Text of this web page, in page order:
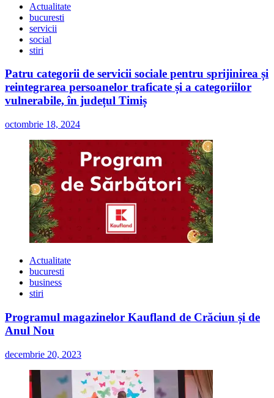
Actualitate
bucuresti
servicii
social
stiri
Patru categorii de servicii sociale pentru sprijinirea și
reintegrarea persoanelor traficate și a categoriilor
vulnerabile, în județul Timiș
octombrie 18, 2024
Actualitate
bucuresti
business
stiri
Programul magazinelor Kaufland de Crăciun și de
Anul Nou
decembrie 20, 2023